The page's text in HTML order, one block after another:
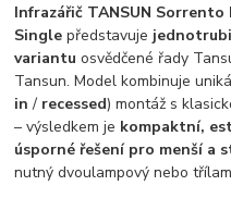
Infrazářič TANSUN Sorrento
Single představuje
variantu osvědčené řady
Tansun. Model kombinuje
in / recessed) montáž s
– výsledkem je kompaktní,
úsporné řešení pro menší a
nutný dvoulampový nebo